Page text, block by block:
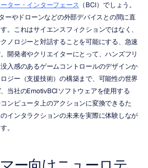
ター・インターフェース （BCI）でしょう。
ーやドローンなどの外部デバイスとの間に直
。これはサイエンスフィクションではなく、
ノロジーと対話することを可能にする、急速
開発者やクリエイターにとって、ハンズフリ
入感のあるゲームコントロールのデザインか
ジー（支援技術）の構築まで、可能性の世界
当社のEmotivBCIソフトウェアを使用する
ンピュータ上のアクションに変換できるた
インタラクションの未来を実際に体験しなが
。